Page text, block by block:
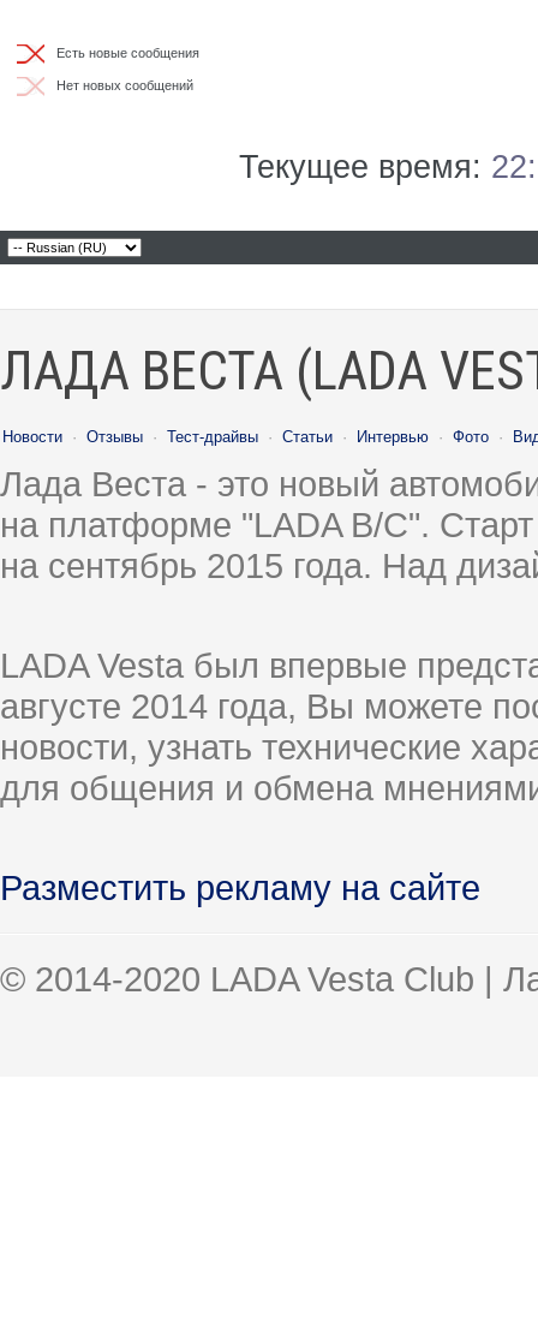
Есть новые сообщения
Нет новых сообщений
Текущее время:
ЛАДА ВЕСТА (LADA
Новости · Отзывы · Тест-драйвы · Статьи · Интервью · Фото ·
Лада Веста - это новый
на платформе "LADA B/C".
на сентябрь 2015 года. Над
LADA Vesta был впервые
августе 2014 года, Вы можете
новости, узнать технические
для общения и обмена
Разместить рекламу на сайте
© 2014-2020 LADA Vesta Club |